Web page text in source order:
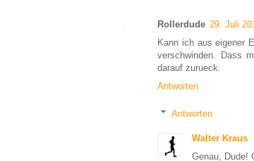
Rollerdude 29. Juli
Kann ich aus eigener
verschwinden. Dass
darauf zurueck.
Antworten
Antworten
Walter Kraus
Genau, Dude!